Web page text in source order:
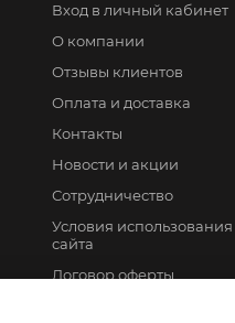
Вход в личный кабинет
О компании
Отзывы клиентов
Оплата и доставка
Контакты
Новости и акции
Сотрудничество
Условия использования
сайта
Договор оферты